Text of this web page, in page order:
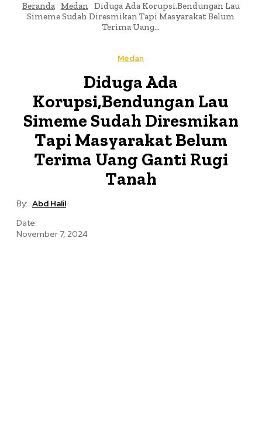
Beranda Medan
Diduga Ada Korupsi,Bendungan Lau
Simeme Sudah Diresmikan Tapi Masyarakat Belum
Terima Uang...
Medan
Diduga Ada
Korupsi,Bendungan Lau
Simeme Sudah Diresmikan
Tapi Masyarakat Belum
Terima Uang Ganti Rugi
Tanah
By: Abd Halil
Date:
November 7, 2024